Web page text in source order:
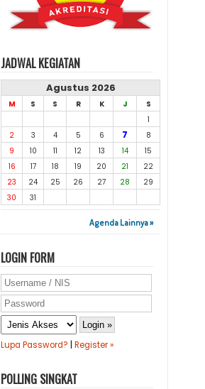
JADWAL KEGIATAN
Agustus 2026
M S S R K J
S
1
2
3 4 5 6 7
8
9
10 11 12 13 14
15
16
17 18 19 20 21
22
23
24 25 26 27 28
29
30
31
Agenda Lainnya »
LOGIN FORM
Lupa Password? Register »
POLLING SINGKAT